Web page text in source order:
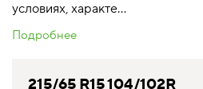
условиях, характе...
Подробнее
215/65 R15 104/102R